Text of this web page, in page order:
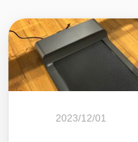
2023/12/01